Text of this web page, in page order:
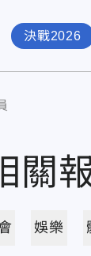
決戰2026
關
娛樂